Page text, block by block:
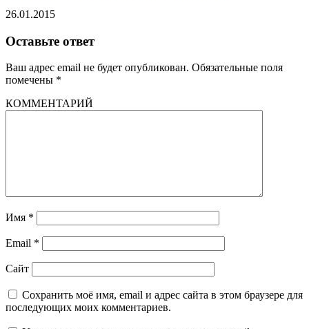
26.01.2015
Оставьте ответ
Ваш адрес email не будет опубликован. Обязательные поля
помечены *
КОММЕНТАРИЙ
Имя *
Email *
Сайт
Сохранить моё имя, email и адрес сайта в этом браузере для
последующих моих комментариев.